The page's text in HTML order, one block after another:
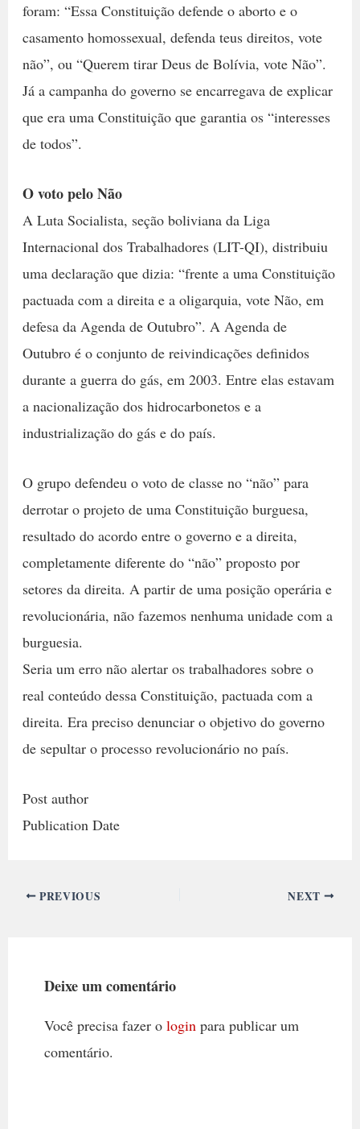
foram: “Essa Constituição defende o aborto e o
casamento homossexual, defenda teus direitos, vote
não”, ou “Querem tirar Deus de Bolívia, vote Não”.
Já a campanha do governo se encarregava de explicar
que era uma Constituição que garantia os “interesses
de todos”.
O voto pelo Não
A Luta Socialista, seção boliviana da Liga
Internacional dos Trabalhadores (LIT-QI), distribuiu
uma declaração que dizia: “frente a uma Constituição
pactuada com a direita e a oligarquia, vote Não, em
defesa da Agenda de Outubro”. A Agenda de
Outubro é o conjunto de reivindicações definidos
durante a guerra do gás, em 2003. Entre elas estavam
a nacionalização dos hidrocarbonetos e a
industrialização do gás e do país.
O grupo defendeu o voto de classe no “não” para
derrotar o projeto de uma Constituição burguesa,
resultado do acordo entre o governo e a direita,
completamente diferente do “não” proposto por
setores da direita. A partir de uma posição operária e
revolucionária, não fazemos nenhuma unidade com a
burguesia.
Seria um erro não alertar os trabalhadores sobre o
real conteúdo dessa Constituição, pactuada com a
direita. Era preciso denunciar o objetivo do governo
de sepultar o processo revolucionário no país.
Post author
Publication Date
PREVIOUS NEXT
Deixe um comentário
Você precisa fazer o login para publicar um
comentário.